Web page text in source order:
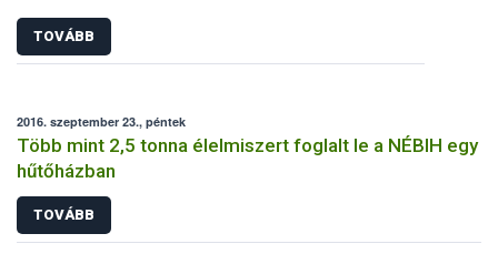
TOVÁBB
2016. szeptember 23., péntek
Több mint 2,5 tonna élelmiszert foglalt le a NÉBIH egy
hűtőházban
TOVÁBB